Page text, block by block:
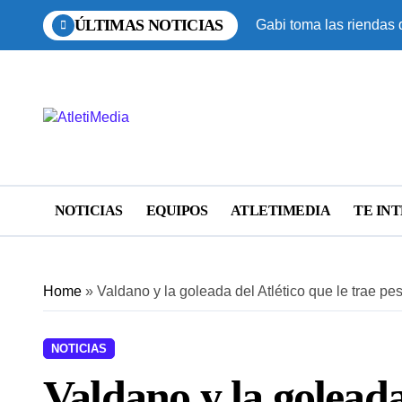
contenido
ÚLTIMAS NOTICIAS Gabi toma las riendas
NOTICIAS EQUIPOS ATLETIMEDIA TE
Home » Valdano y la goleada del Atlético que le trae
NOTICIAS